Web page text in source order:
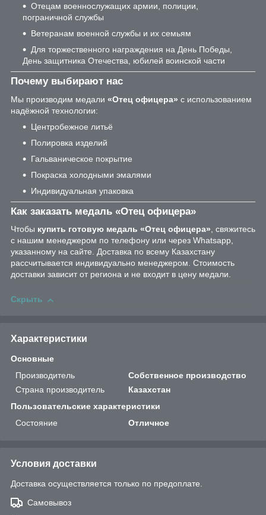
Отецам военнослужащих армии, полиции,
пограничной службы
Ветеранам военной службы и их семьям
Для торжественного награждения на День Победы,
День защитника Отечества, юбилей воинской части
Почему выбирают нас
Мы производим медали «Отец офицера» с использованием
надёжной технологии:
Центробежное литьё
Полировка изделий
Гальваническое покрытие
Покраска холодными эмалями
Индивидуальная упаковка
Как заказать медаль «Отец офицера»
Чтобы купить готовую медаль «Отец офицера», свяжитесь
с нашим менеджером по телефону или через Whatsapp,
указанному на сайте. Доставка по всему Казахстану
рассчитывается индивидуально менеджером. Стоимость
доставки зависит от региона и не входит в цену медали.
Скрыть
Характеристики
Основные
Производитель
Собственное производство
Страна производитель
Казахстан
Пользовательские характеристики
Состояние
Отличное
Условия доставки
Доставка осуществляется только по предоплате.
Самовывоз